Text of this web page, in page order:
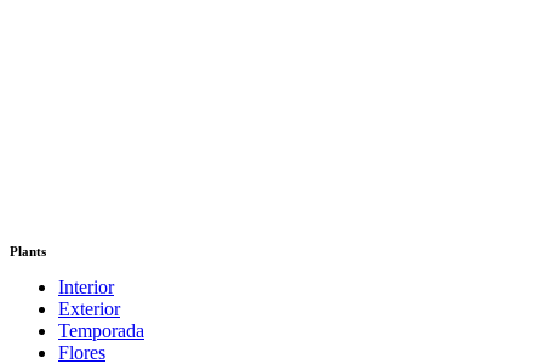
Plants
Interior
Exterior
Temporada
Flores